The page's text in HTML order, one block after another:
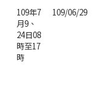
109年7
月9、
24日08
時至17
時
109/06/29